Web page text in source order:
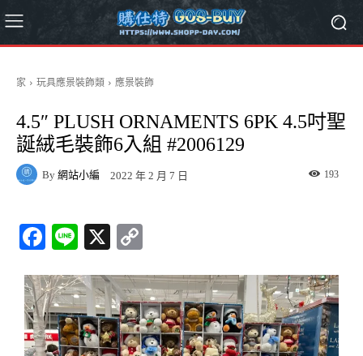
家 玩具應景裝飾類 應景裝飾
4.5″ PLUSH ORNAMENTS 6PK 4.5吋聖
誕絨毛裝飾6入組 #2006129
By 網站小編 2022 年 2 月 7 日 193
Fa
bo
ok
Li
X
y
Li
nk